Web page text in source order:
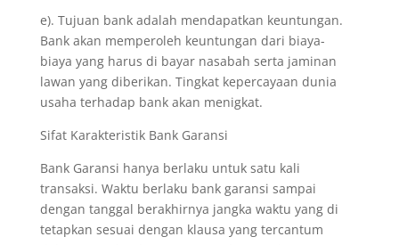
e). Tujuan bank adalah mendapatkan keuntungan.
Bank akan memperoleh keuntungan dari biaya-
biaya yang harus di bayar nasabah serta jaminan
lawan yang diberikan. Tingkat kepercayaan dunia
usaha terhadap bank akan menigkat.
Sifat Karakteristik Bank Garansi
Bank Garansi hanya berlaku untuk satu kali
transaksi. Waktu berlaku bank garansi sampai
dengan tanggal berakhirnya jangka waktu yang di
tetapkan sesuai dengan klausa yang tercantum